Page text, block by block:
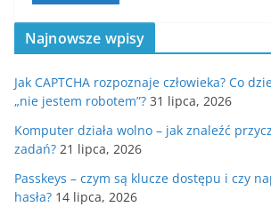
Najnowsze wpisy
Jak CAPTCHA rozpoznaje człowieka? Co
„nie jestem robotem”? 31 lipca, 2026
Komputer działa wolno – jak znaleźć
zadań? 21 lipca, 2026
Passkeys – czym są klucze dostępu i czy
hasła? 14 lipca, 2026